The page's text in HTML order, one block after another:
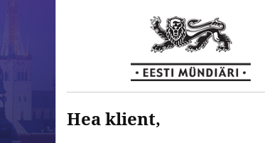
Hea klient,